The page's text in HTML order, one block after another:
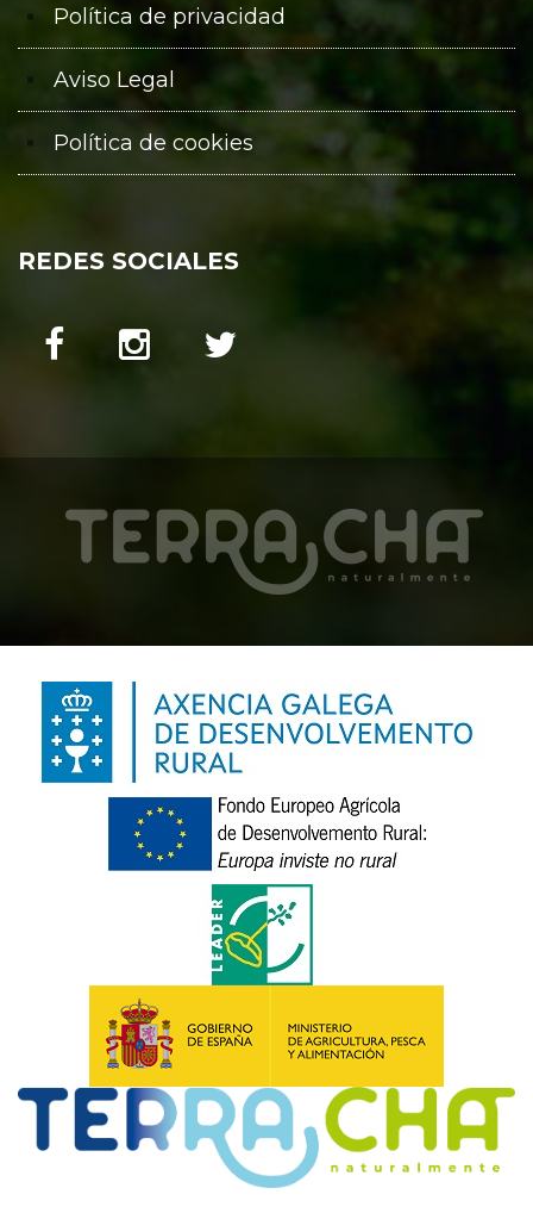
Política de privacidad
Aviso Legal
Política de cookies
REDES SOCIALES